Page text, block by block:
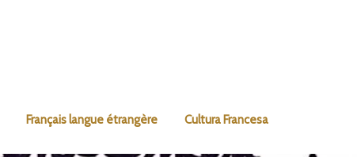
Français langue étrangère Cultura Francesa